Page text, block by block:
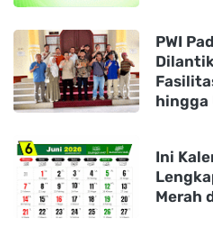
PWI
hingga
Ini
Merah